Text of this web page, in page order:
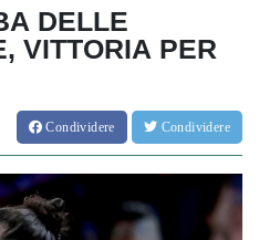
DELLE
VITTORIA PER
Condividere Condividere